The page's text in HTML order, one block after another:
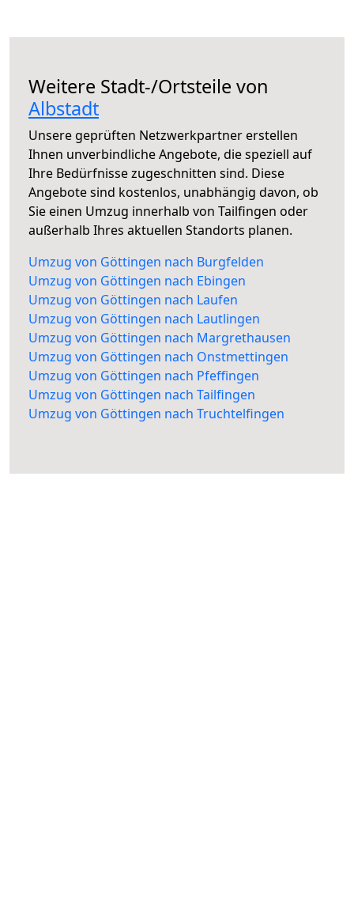
Weitere Stadt-/Ortsteile von
Albstadt
Unsere geprüften Netzwerkpartner erstellen
Ihnen unverbindliche Angebote, die speziell auf
Ihre Bedürfnisse zugeschnitten sind. Diese
Angebote sind kostenlos, unabhängig davon, ob
Sie einen Umzug innerhalb von Tailfingen oder
außerhalb Ihres aktuellen Standorts planen.
Umzug von Göttingen nach Burgfelden
Umzug von Göttingen nach Ebingen
Umzug von Göttingen nach Laufen
Umzug von Göttingen nach Lautlingen
Umzug von Göttingen nach Margrethausen
Umzug von Göttingen nach Onstmettingen
Umzug von Göttingen nach Pfeffingen
Umzug von Göttingen nach Tailfingen
Umzug von Göttingen nach Truchtelfingen